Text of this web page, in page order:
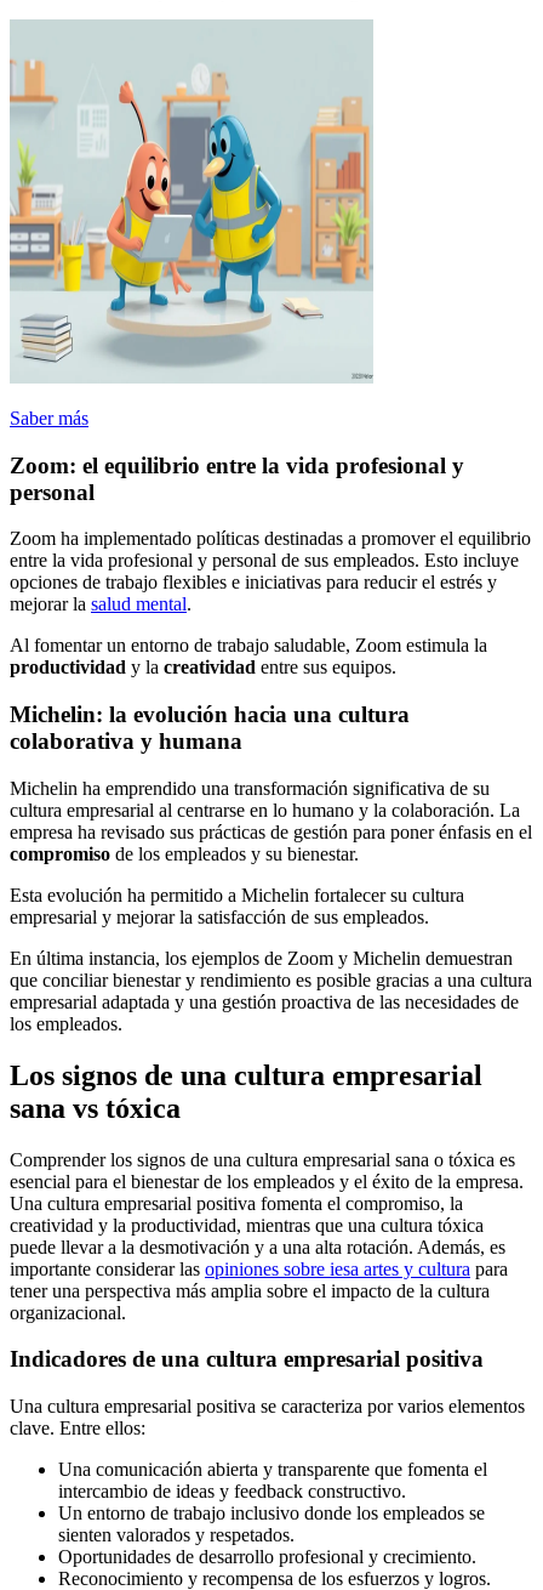
Saber más
Zoom: el equilibrio entre la vida profesional y
personal
Zoom ha implementado políticas destinadas a promover el equilibrio
entre la vida profesional y personal de sus empleados. Esto incluye
opciones de trabajo flexibles e iniciativas para reducir el estrés y
mejorar la salud mental.
Al fomentar un entorno de trabajo saludable, Zoom estimula la
productividad y la creatividad entre sus equipos.
Michelin: la evolución hacia una cultura
colaborativa y humana
Michelin ha emprendido una transformación significativa de su
cultura empresarial al centrarse en lo humano y la colaboración. La
empresa ha revisado sus prácticas de gestión para poner énfasis en el
compromiso de los empleados y su bienestar.
Esta evolución ha permitido a Michelin fortalecer su cultura
empresarial y mejorar la satisfacción de sus empleados.
En última instancia, los ejemplos de Zoom y Michelin demuestran
que conciliar bienestar y rendimiento es posible gracias a una cultura
empresarial adaptada y una gestión proactiva de las necesidades de
los empleados.
Los signos de una cultura empresarial
sana vs tóxica
Comprender los signos de una cultura empresarial sana o tóxica es
esencial para el bienestar de los empleados y el éxito de la empresa.
Una cultura empresarial positiva fomenta el compromiso, la
creatividad y la productividad, mientras que una cultura tóxica
puede llevar a la desmotivación y a una alta rotación. Además, es
importante considerar las opiniones sobre iesa artes y cultura para
tener una perspectiva más amplia sobre el impacto de la cultura
organizacional.
Indicadores de una cultura empresarial positiva
Una cultura empresarial positiva se caracteriza por varios elementos
clave. Entre ellos:
Una comunicación abierta y transparente que fomenta el
intercambio de ideas y feedback constructivo.
Un entorno de trabajo inclusivo donde los empleados se
sienten valorados y respetados.
Oportunidades de desarrollo profesional y crecimiento.
Reconocimiento y recompensa de los esfuerzos y logros.